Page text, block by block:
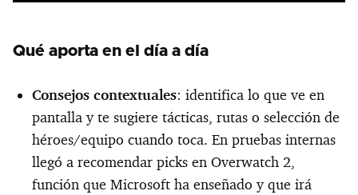
Qué aporta en el día a día
Consejos contextuales: identifica lo que ve en
pantalla y te sugiere tácticas, rutas o selección de
héroes/equipo cuando toca. En pruebas internas
llegó a recomendar picks en Overwatch 2,
función que Microsoft ha enseñado y que irá